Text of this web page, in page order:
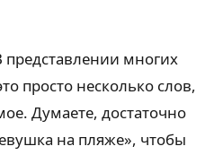
представлении многих
просто несколько слов,
Думаете, достаточно
на пляже», чтобы